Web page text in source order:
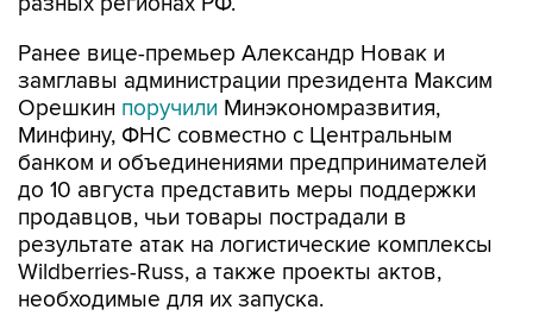
Ранее вице-премьер Александр Новак и
замглавы администрации президента Максим
Орешкин поручили Минэкономразвития,
Минфину, ФНС совместно с Центральным
банком и объединениями предпринимателей
до 10 августа представить меры поддержки
продавцов, чьи товары пострадали в
результате атак на логистические комплексы
Wildberries-Russ, а также проекты актов,
необходимые для их запуска.